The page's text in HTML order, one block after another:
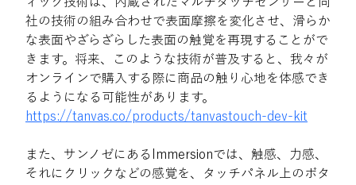
社の技術の組み合わせで表面摩擦を変化させ、滑らか
な表面やざらざらした表面の触覚を再現することがで
きます。将来、このような技術が普及すると、我々が
オンラインで購入する際に商品の触り心地を体感でき
るようになる可能性があります。
https://tanvas.co/products/tanvastouch-dev-kit
また、サンノゼにあるImmersionでは、触感、力感、
それにクリックなどの感覚を、タッチパネル上のボタ